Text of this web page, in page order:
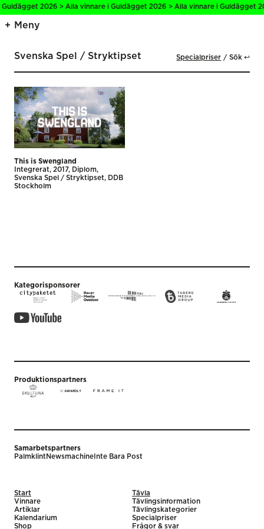
2026 > Alla vinnare i Guldägget 2026 > Alla vinnare i
Meny
Svenska Spel / Stryktipset Specialpriser Sök ↩
This is Swengland
Integrerat 2017
Diplom
Svenska Spel / Stryktipset
DDB
Stockholm
Kategorisponsorer
Produktionspartners
Samarbetspartners
PalmklintNewsmachine Inte Bara Post
Start
Vinnare
Artiklar
Kalendarium
Shop
Tävla
Tävlingsinformation
Tävlingskategorier
Specialpriser
Frågor & svar